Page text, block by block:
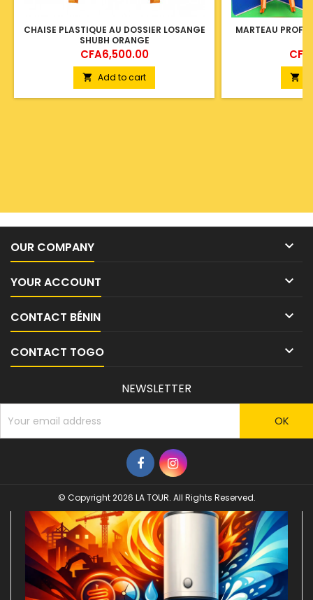
CHAISE PLASTIQUE AU DOSSIER LOSANGE
SHUBH ORANGE
Price
CFA6,500.00
 Add to cart
MARTEAU
Price

OUR COMPANY 
YOUR ACCOUNT 
CONTACT BÉNIN 
CONTACT TOGO 
NEWSLETTER
© Copyright 2026 LA TOUR. All Rights Reserved.